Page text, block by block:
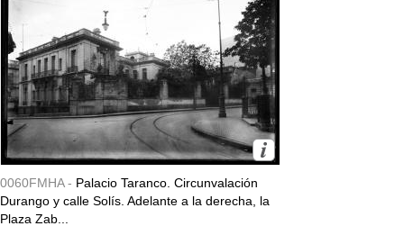
0060FMHA - Palacio Taranco. Circunvalación
Durango y calle Solís. Adelante a la derecha, la
Plaza Zab...